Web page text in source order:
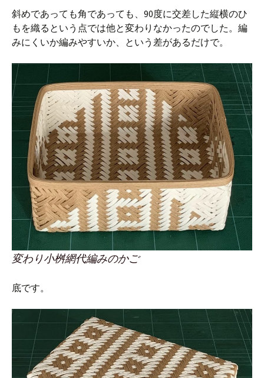
斜めであっても角であっても、90度に交差した縦横のひ
もを織るという点では他と変わりなかったのでした。編
みにくいか編みやすいか、という差があるだけで。
変わり小桝網代編みのかご
底です。